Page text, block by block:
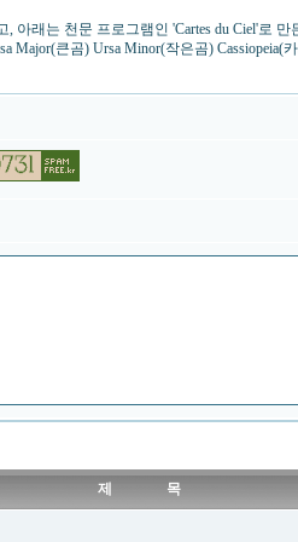
아래는 천문 프로그램인 'Cartes du Ciel'로
큰곰) Ursa Minor(작은곰) Cassiopeia(
제 목